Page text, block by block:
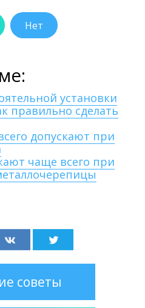
Нет
установки
правильно сделать
допускают при
чаще всего при
советы